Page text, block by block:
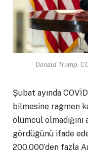
Donald Trump,
Şubat ayında
bilmesine rağmen
ölümcül
gördüğünü ifade
200.000’den fazla